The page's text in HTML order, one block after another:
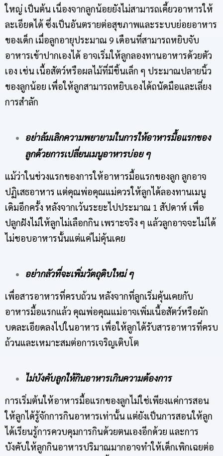
ใหญ่ เป็นต้น เนื่องจากลูกน้อยยังไม่สามารถเคี้ยวอาหารให้
ละเอียดได้ ซึ่งเป็นอันตรายต่อสุขภาพและระบบย่อยอาหาร
ของเด็ก เมื่อลูกอายุประมาณ 9 เดือนที่สามารถหยิบจับ
อาหารเข้าปากเองได้ อาจเริ่มให้ลูกลองทานอาหารด้วยตัว
เอง เช่น เนื้อสัตว์หรือผลไม้ที่มีชิ้นเล็ก ๆ ประมาณปลายนิ้ว
ของลูกน้อย เพื่อให้ลูกสามารถหยิบเองได้ถนัดมือและเลี่ยง
การสำลัก
อย่าล้มเลิกความพยายามในการให้อาหารมื้อแรกของ
ลูกด้วยการเปลี่ยนเมนูอาหารบ่อย ๆ
แม้ว่าในช่วงแรกของการให้อาหารมื้อแรกของลูก ลูกอาจ
ปฏิเสธอาหาร แต่คุณพ่อคุณแม่ควรให้ลูกได้ลองทานเมนู
เดิมอีกครั้ง หลังจากเว้นระยะไปประมาณ 1 สัปดาห์ เพื่อ
ปลูกฝังไม่ให้ลูกไม่เลือกกิน เพราะจริง ๆ แล้วลูกอาจจะไม่ได้
ไม่ชอบอาหารนั้นแต่แค่ไม่คุ้นเคย
อย่ากลัวที่จะเพิ่มวัตถุดิบใหม่ ๆ
เพื่อสารอาหารที่ครบถ้วน หลังจากที่ลูกเริ่มคุ้นเคยกับ
อาหารมื้อแรกแล้ว คุณพ่อคุณแม่อาจเพิ่มเนื้อสัตว์หรือผัก
บดละเอียดลงไปในอาหาร เพื่อให้ลูกได้รับสารอาหารที่ครบ
ถ้วนและเหมาะสมต่อการเจริญเติบโต
ไม่บังคับลูกให้กินอาหารเกินความต้องการ
การเริ่มต้นให้อาหารมื้อแรกของลูกไม่ใช่เพียงแค่การสอน
ให้ลูกได้รู้จักการกินอาหารเท่านั้น แต่ยังเป็นการสอนให้ลูก
ได้เรียนรู้การควบคุมการกินด้วยตนเองอีกด้วย และการ
บังคับให้ลูกกินอาหารปริมาณมากอาจทำให้เด็กเพิกเฉยต่อ